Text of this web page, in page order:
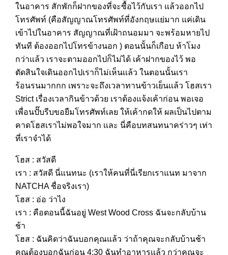
ในอาคาร สักพักก็ฝากของที่จะซื้อไว้กับเรา แล้วออกไป
โทรศัพท์ (คือสัญญาณโทรศัพท์ที่อังกฤษแย่มาก แค่เดิน
เข้าไปในอาคาร สัญญาณที่เฝ้าถนอมมา จะพร้อมหายไป
ทันที ต้องออกไปโทรข้างนอก ) ตอนนั้นก็เกือบ ห้าโมง
กว่าแล้ว เราจะตามออกไปก็ไม่ได้ เค้าฝากของไว้ พอ
ตัดสินใจเดินออกไปเราก็ไม่เห็นเเล้ว ในตอนนั้นเรา
ร้อนรนมากกก เพราะจะถึงเวลาทานข้าวเย็นเเล้ว โฮสเรา
Strict เรื่องเวลากินข้าวด้วย เราต้องแจ้งเค้าก่อน พอเจอ
เพื่อนปั๊บรีบขอยืมโทรศัพท์เลย ให้เค้ากดให้ ผลเป็นไปตาม
คาดโฮสเราไม่พอใจมาก เเละ นี่คือบทสนทนาคร่าวๆ เท่า
ที่เราจำได้
โฮส : สวัสดี
เรา : สวัสดี นี่แนทนะ (เราให้คนที่นี่เรียกเราแนท มาจาก
NATCHA ชื่อจริงเรา)
โฮส : อ่อ ว่าไง
เรา : คือตอนนี้ฉันอยู่ West Wood Cross ฉันจะกลับบ้าน
ช้า
โฮส : ฉันคิดว่าฉันบอกคุณแล้ว ว่าถ้าคุณจะกลับบ้านช้า
คุณต้องบอกฉันก่อน 4:30 ฉันทำอาหารเเล้ว กว่าคุณจะ